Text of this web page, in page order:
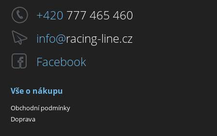
+420 777 465 460
info@racing-line.cz
Facebook
Vše o nákupu
Obchodní podmínky
Doprava